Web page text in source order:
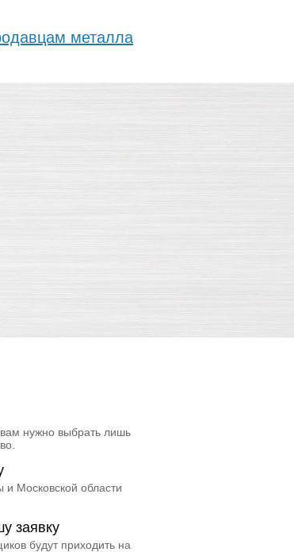
металла
нужно выбрать лишь
и Московской области
заявку
будут приходить на